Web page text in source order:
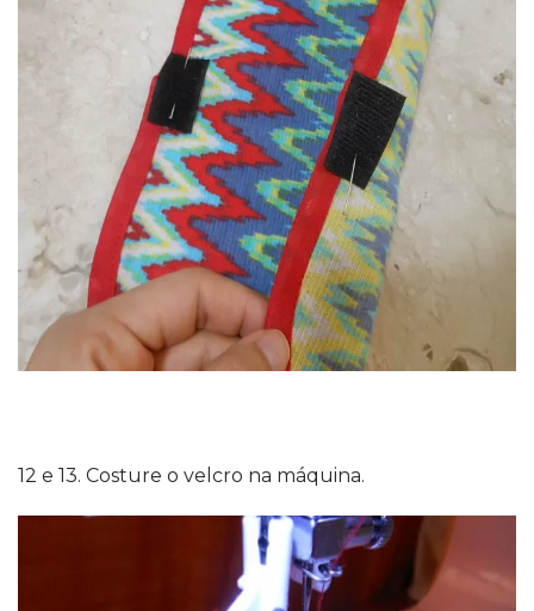
12 e 13. Costure o velcro na máquina.